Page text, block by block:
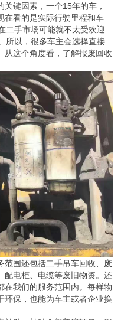
键因素，一个15年的车，
在看的是实际行驶里程和车
二手市场可能就不太受欢迎
所以，很多车主会选择直接
从这个角度看，了解报废回收
范围还包括二手吊车回收、废
配电柜、电缆等废旧物资。还
在我们的服务范围内。每样物
环保，也能为车主或者企业换